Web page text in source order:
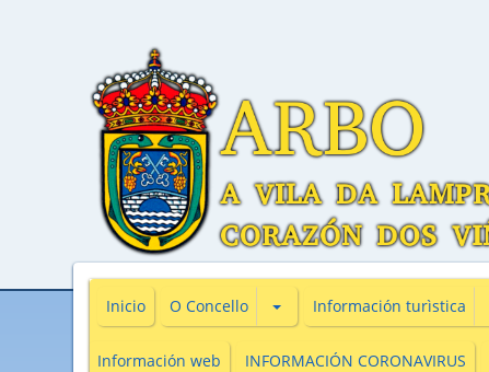
Inicio O Concello Subsecciones de O Concello
Información turìstica
Información web INFORMACIÓN CORONAVIRUS